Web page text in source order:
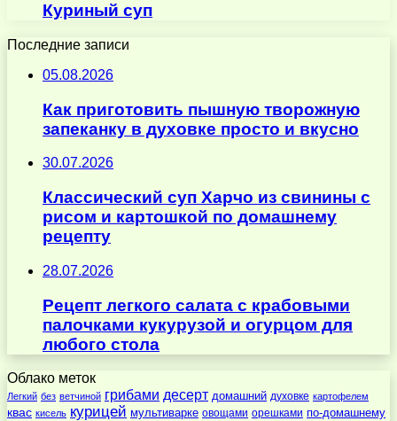
Куриный суп
Последние записи
05.08.2026
Как приготовить пышную творожную
запеканку в духовке просто и вкусно
30.07.2026
Классический суп Харчо из свинины с
рисом и картошкой по домашнему
рецепту
28.07.2026
Рецепт легкого салата с крабовыми
палочками кукурузой и огурцом для
любого стола
Облако меток
Легкий без ветчиной грибами десерт домашний духовке картофелем
квас кисель курицей мультиварке овощами орешками по-домашнему